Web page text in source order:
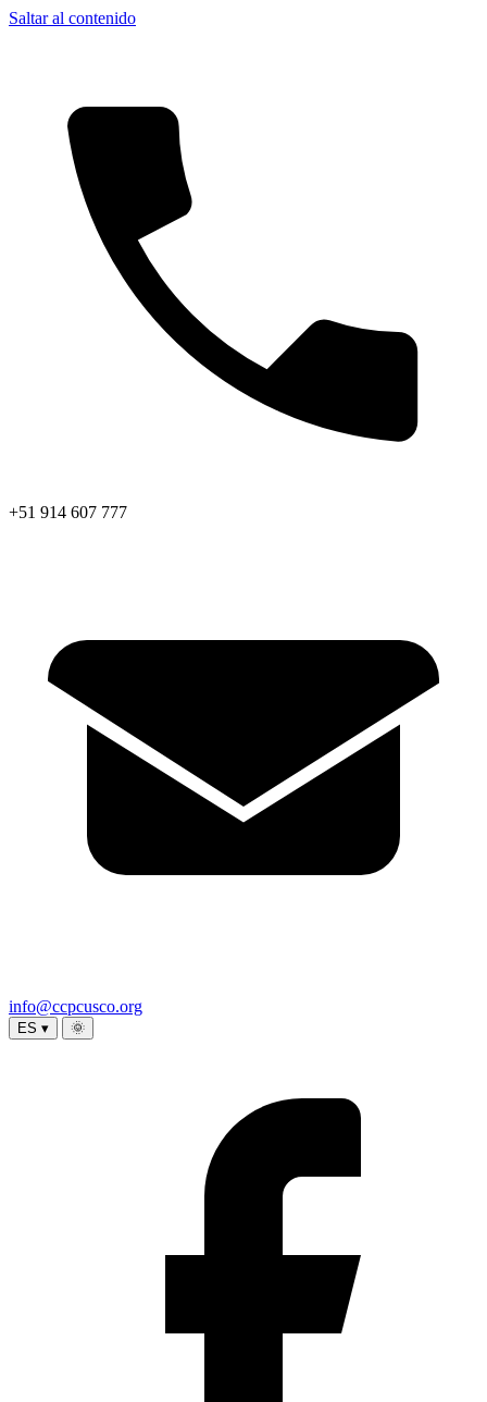
Saltar al contenido
+51 914 607 777
info@ccpcusco.org
ES ▾ 🌞